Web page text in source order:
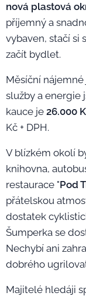
nová plastová
příjemný a
vybaven, stačí si
začít bydlet.
Měsíční
služby a energie
kauce je 26.000
Kč + DPH.
V blízkém okolí
knihovna,
restaurace "Pod
přátelskou
dostatek
Šumperka se
Nechybí ani
dobrého
Majitelé hledáji